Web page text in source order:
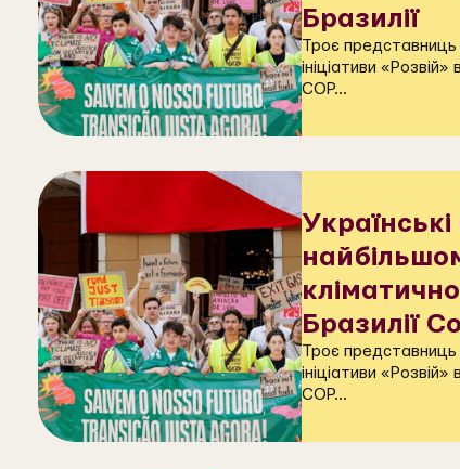
Бразилії
Троє представниць
ініціативи
COP...
Бразилії
Троє представниць
ініціативи
COP...